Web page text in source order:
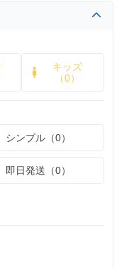
キッズ
（0）
シンプル（0）
即日発送（0）